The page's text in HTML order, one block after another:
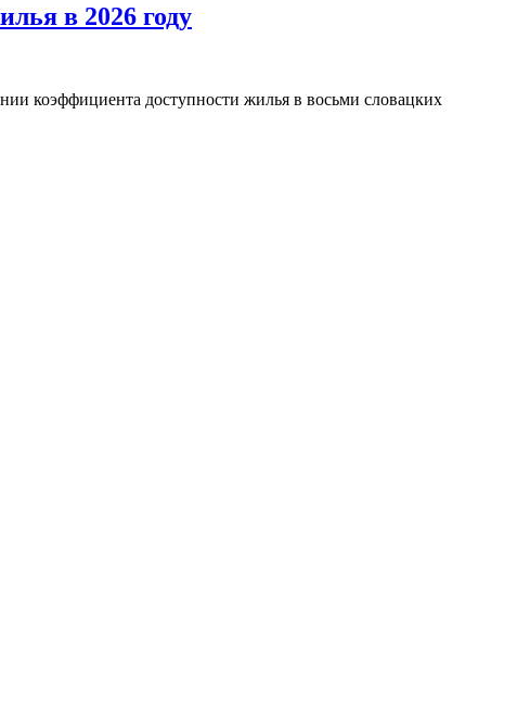
в 2026 году
коэффициента доступности жилья в восьми словацких